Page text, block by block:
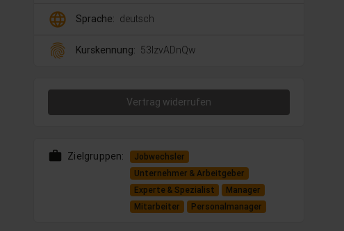
language Sprache: deutsch
fingerprint Kurskennung: 53lzvADnQw
Vertrag widerrufen
work Zielgruppen:
Jobwechsler
Unternehmer & Arbeitgeber
Experte & Spezialist
Manager
Mitarbeiter
Personalmanager